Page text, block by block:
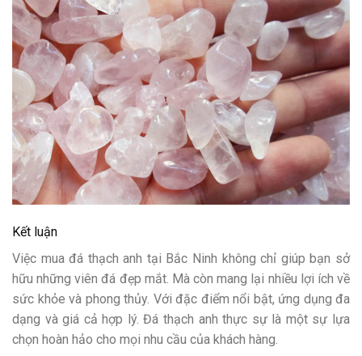
Kết luận
Việc mua đá thạch anh tại Bắc Ninh không chỉ giúp bạn sở
hữu những viên đá đẹp mắt. Mà còn mang lại nhiều lợi ích về
sức khỏe và phong thủy. Với đặc điểm nổi bật, ứng dụng đa
dạng và giá cả hợp lý. Đá thạch anh thực sự là một sự lựa
chọn hoàn hảo cho mọi nhu cầu của khách hàng.